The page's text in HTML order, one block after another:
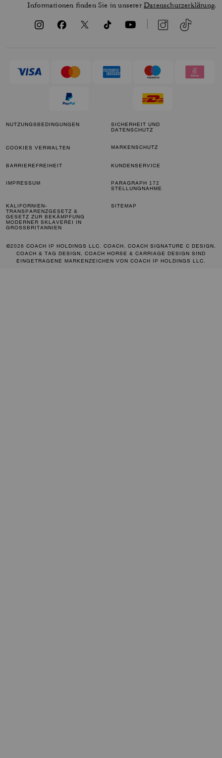
Informationen finden Sie in unsererDatenschutzerklärung.
NUTZUNGSBEDINGUNGEN
SICHERHEIT UND
DATENSCHUTZ
COOKIES VERWALTEN MARKENSCHUTZ
BARRIEREFREIHEIT KUNDENSERVICE
IMPRESSUM
PARAGRAPH 172
STELLUNGNAHME
KALIFORNIEN-
TRANSPARENZGESETZ &
GESETZ ZUR BEKÄMPFUNG
MODERNER SKLAVEREI IN
GROSSBRITANNIEN
SITEMAP
©2026 COACH IP HOLDINGS LLC. COACH, COACH SIGNATURE C DESIGN,
COACH & TAG DESIGN, COACH HORSE & CARRIAGE DESIGN SIND
EINGETRAGENE MARKENZEICHEN VON COACH IP HOLDINGS LLC.